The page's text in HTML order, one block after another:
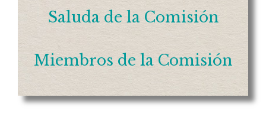
Saluda de la Comisión
Miembros de la Comisión